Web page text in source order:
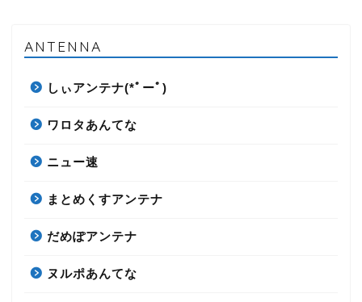
ANTENNA
しぃアンテナ(*ﾟーﾟ)
ワロタあんてな
ニュー速
まとめくすアンテナ
だめぽアンテナ
ヌルポあんてな